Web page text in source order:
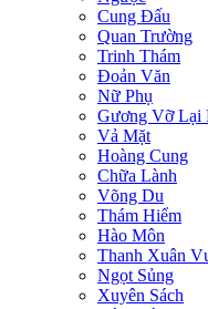
Cung Đấu
Quan Trường
Trinh Thám
Đoản Văn
Nữ Phụ
Gương Vỡ Lại
Vả Mặt
Hoàng Cung
Chữa Lành
Võng Du
Thám Hiểm
Hào Môn
Thanh Xuân
Ngọt Sủng
Xuyên Sách